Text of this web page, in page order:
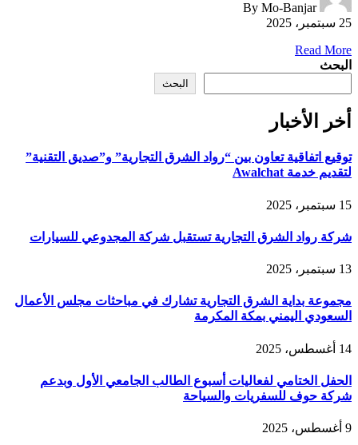
By Mo-Banjar
25 سبتمبر، 2025
Read More
البحث
البحث
أخر الأخبار
توقيع اتفاقية تعاون بين “رواد الشرق التجارية” و”صديق التقنية”
لتقديم خدمة Awalchat
15 سبتمبر، 2025
شركة رواد الشرق التجارية تستقبل شركة المجدوعي للسيارات
13 سبتمبر، 2025
مجموعة بداية الشرق التجارية تشارك في مباحثات مجلس الأعمال
السعودي اليمني بمكة المكرمة
14 أغسطس، 2025
الحفل الختامي لفعاليات أسبوع الطالب الجامعي الأول وبدعم
شركة حوف للسفريات والسياحة
9 أغسطس، 2025